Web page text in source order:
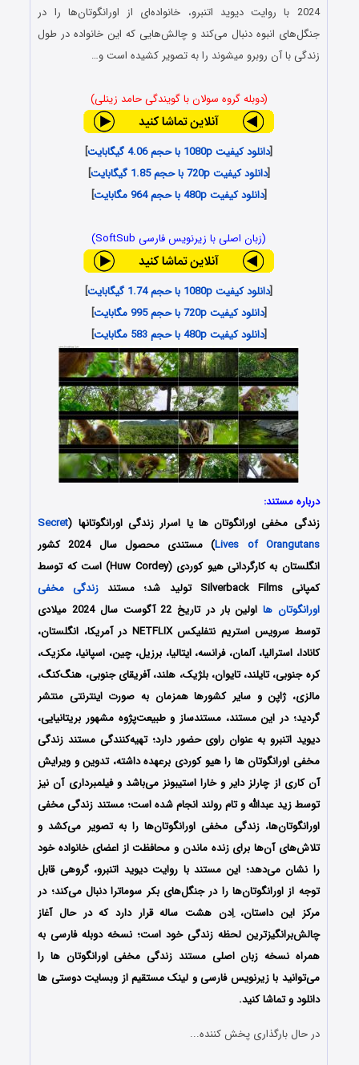
2024 با روایت دیوید اتنبرو، خانواده‌ای از اورانگوتان‌ها را در
جنگل‌های انبوه دنبال می‌کند و چالش‌هایی که این خانواده در طول
زندگی با آن روبرو می‎شوند را به تصویر کشیده است و…
(دوبله گروه سولان با گویندگی حامد زینلی)
[دانلود کیفیت 1080p با حجم 4.06 گیگابایت
]
[دانلود کیفیت 720p با حجم 1.85 گیگابایت
]
[دانلود کیفیت 480p با حجم 964 مگابایت ]
(زبان اصلی با زیرنویس فارسی SoftSub)
[دانلود کیفیت 1080p با حجم 1.74 گیگابایت
]
[دانلود کیفیت 720p با حجم 995 مگابایت
]
[دانلود کیفیت 480p با حجم 583 مگابایت ]
درباره مستند:
زندگی مخفی اورانگوتان ها یا اسرار زندگی اورانگوتانها (Secret
Lives of Orangutans
) مستندی محصول سال 2024 کشور
انگلستان به کارگردانی هیو کوردی (Huw Cordey) است که توسط
کمپانی Silverback Films تولید شد؛ مستند
زندگی مخفی
اورانگوتان ها
اولین بار در تاریخ 22 آگوست سال 2024 میلادی
توسط سرویس استریم نتفلیکس NETFLIX در آمریکا، انگلستان،
کانادا، استرالیا، آلمان، فرانسه، ایتالیا، برزیل، چین، اسپانیا، مکزیک،
کره جنوبی، تایلند، تایوان، بلژیک، هلند، آفریقای جنوبی، هنگ‌کنگ،
مالزی، ژاپن و سایر کشورها همزمان به صورت اینترنتی منتشر
گردید؛ در این مستند، مستندساز و طبیعت‌پژوه مشهور بریتانیایی،
دیوید اتنبرو به عنوان راوی حضور دارد؛ تهیه‌کنندگی مستند زندگی
مخفی اورانگوتان ها را هیو کوردی برعهده داشته، تدوین و ویرایش
آن کاری از چارلز دایر و خارا استیبونز می‌باشد و فیلمبرداری آن نیز
توسط زید عبدالله و تام رولند انجام شده است؛ مستند زندگی مخفی
اورانگوتان‌ها، زندگی مخفی اورانگوتان‌ها را به تصویر می‌کشد و
تلاش‌های آن‌ها برای زنده ماندن و محافظت از اعضای خانواده خود
را نشان می‌دهد؛ این مستند با روایت دیوید اتنبرو، گروهی قابل
توجه از اورانگوتان‌ها را در جنگل‌های بکر سوماترا دنبال می‌کند؛ در
مرکز این داستان، اِدن هشت ساله قرار دارد که در حال آغاز
چالش‌برانگیزترین لحظه زندگی خود است؛ نسخه دوبله فارسی به
همراه نسخه زبان اصلی مستند زندگی مخفی اورانگوتان ها را
می‌توانید با زیرنویس فارسی و لینک مستقیم از وبسایت دوستی ها
دانلود و تماشا کنید.
در حال بارگذاری پخش کننده...